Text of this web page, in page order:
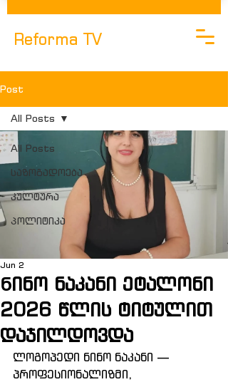
Reforma TV
Post
All Posts
საზოგადოება
კულტურა
Პოლიტიკა
All Posts
Ნინო ნაკანი ეტალონი
2026 წლის ტიტულით
დაჯილდოვდა
Jun 2
ლოგოპედი ნინო ნაკანი —
პროფესიონალიზმი,